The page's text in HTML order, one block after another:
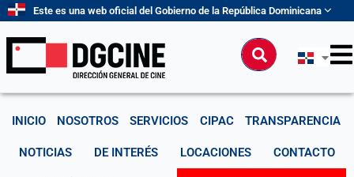
contenido
Este es una web oficial del Gobierno de la República Dominicana
Buscar
INICIO NOSOTROS SERVICIOS CIPAC TRANSPARENCIA
NOTICIAS DE INTERÉS LOCACIONES CONTACTO